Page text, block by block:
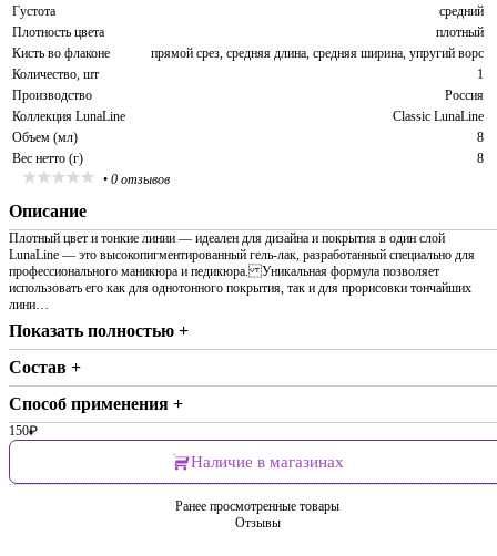
Густота
средний
Плотность цвета
плотный
Кисть во флаконе
прямой срез, средняя длина, средняя ширина, упругий ворс
Количество, шт
1
Производство
Россия
Коллекция LunaLine
Classic LunaLine
Объем (мл)
8
Вес нетто (г)
8
• 0 отзывов
Описание
Плотный цвет и тонкие линии — идеален для дизайна и покрытия в один слой
LunaLine — это высокопигментированный гель-лак, разработанный специально для
профессионального маникюра и педикюра. Уникальная формула позволяет
использовать его как для однотонного покрытия, так и для прорисовки тончайших
лини…
Показать полностью +
Состав +
Способ применения +
150₽
Наличие в магазинах
Ранее просмотренные товары
Отзывы